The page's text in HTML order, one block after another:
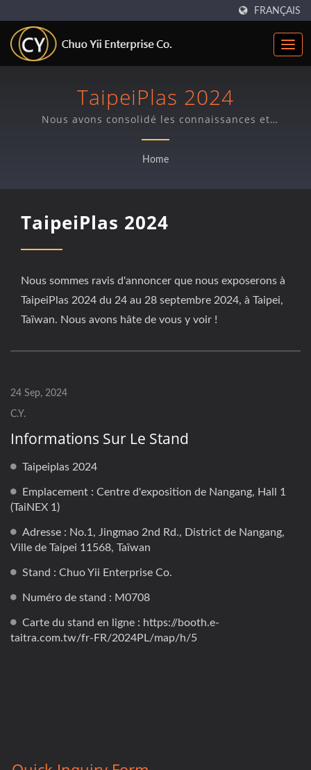
FRANÇAIS
TaipeiPlas 2024
Nous avons consolidé les connaissances et
techniques clés sur le film soufflé qui nous
permettent de résoudre la plupart des problèmes des
Home
TaipeiPlas 2024
Nous sommes ravis d'annoncer que nous exposerons à
TaipeiPlas 2024 du 24 au 28 septembre 2024, à Taipei,
Taïwan. Nous avons hâte de vous y voir !
24 Sep, 2024
C.Y.
Informations Sur Le Stand
Taipeiplas 2024
Emplacement : Centre d'exposition de Nangang, Hall 1
(TaiNEX 1)
Adresse : No.1, Jingmao 2nd Rd., District de Nangang,
Ville de Taipei 11568, Taïwan
Stand : Chuo Yii Enterprise Co.
Numéro de stand : M0708
Carte du stand en ligne : https://booth.e-
taitra.com.tw/fr-FR/2024PL/map/h/5